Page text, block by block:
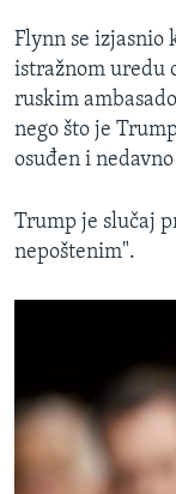
Flynn se izjasnio
istražnom uredu
ruskim
nego što je
osuđen i
Trump je slučaj
nepoštenim".